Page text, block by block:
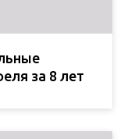
за 8 лет